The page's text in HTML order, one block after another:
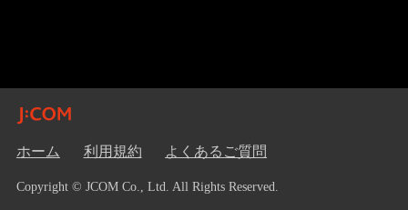
ホーム 利用規約 よくあるご質問
Copyright © JCOM Co., Ltd. All Rights Reserved.